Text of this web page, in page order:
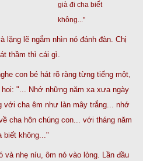
già đi cha biết
không..."
lặng lẽ ngắm nhìn nó đánh đàn. Chị
thầm thì cái gì.
con bé hát rõ ràng từng tiếng một,
"... Nhớ những năm xa xưa ngày
với cha êm như làn mây trắng... nhớ
cha hôn chúng con... với tháng năm
biết không..."
và nhẹ níu, ôm nó vào lòng. Lần đầu